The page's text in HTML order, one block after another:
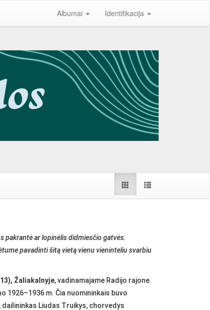
Albumai Identifikacija
pakrantė ar lopinėlis didmiesčio gatvės.
pavadinti šitą vietą vienu vieninteliu svarbiu
Žaliakalnyje, vadinamajame Radijo rajone.
1926–1936 m. Čia nuomininkais buvo
Liudas Truikys, chorvedys